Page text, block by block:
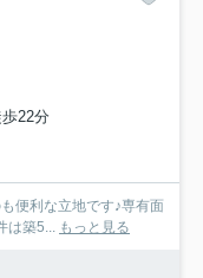
22分
便利な立地です♪専有面
は築5... もっと見る